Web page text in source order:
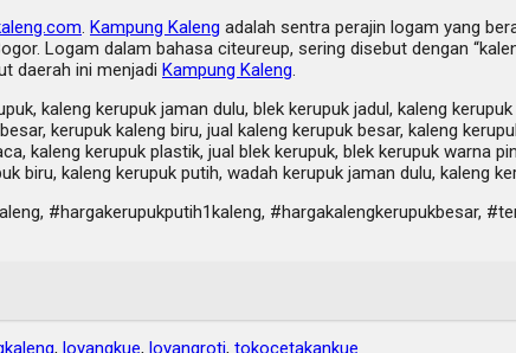
Kampung Kaleng adalah sentra perajin logam yang
Logam dalam bahasa citeureup, sering disebut dengan
daerah ini menjadi Kampung Kaleng
kaleng kerupuk jaman dulu, blek kerupuk jadul, kaleng
kerupuk kaleng biru, jual kaleng kerupuk besar, kaleng
kaleng kerupuk plastik, jual blek kerupuk, blek kerupuk warna
biru, kaleng kerupuk putih, wadah kerupuk jaman dulu, kaleng
#hargakerupukputih1kaleng, #hargakalengkerupukbesar,
, loyangkue, loyangroti, tokocetakankue